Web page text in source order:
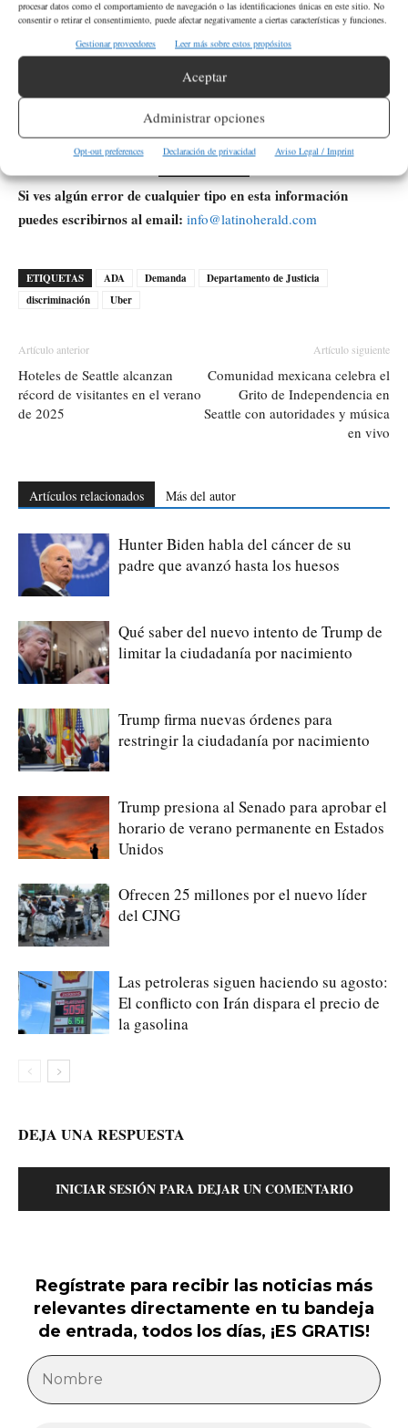
procesar datos como el comportamiento de navegación o las identificaciones únicas en este sitio. No
consentir o retirar el consentimiento, puede afectar negativamente a ciertas características y funciones.
Gestionar proveedores
Leer más sobre estos propósitos
Aceptar
Administrar opciones
Opt-out preferences Declaración de privacidad Aviso Legal / Imprint
de Justicia?
La demanda pide 125 millones de dólares en compensación para
los pasajeros afectados. También exige que Uber cambie sus
políticas y capacite a sus conductores y personal para cumplir
con la Ley de Estadounidenses con Discapacidades (ADA).
Si ves algún error de cualquier tipo en esta información
puedes escribirnos al email: info@latinoherald.com
ETIQUETAS ADA Demanda
Departamento de Justicia
discriminación
Uber
Artículo anterior
Hoteles de Seattle alcanzan
récord de visitantes en el verano
de 2025
Artículo siguiente
Comunidad mexicana celebra el
Grito de Independencia en
Seattle con autoridades y música
en vivo
Artículos relacionados Más del autor
Hunter Biden habla del cáncer de su
padre que avanzó hasta los huesos
Qué saber del nuevo intento de Trump de
limitar la ciudadanía por nacimiento
Trump firma nuevas órdenes para
restringir la ciudadanía por nacimiento
Trump presiona al Senado para aprobar el
horario de verano permanente en Estados
Unidos
Ofrecen 25 millones por el nuevo líder
del CJNG
Las petroleras siguen haciendo su agosto:
El conflicto con Irán dispara el precio de
la gasolina
DEJA UNA RESPUESTA
INICIAR SESIÓN PARA DEJAR UN COMENTARIO
Regístrate para recibir las noticias más
relevantes directamente en tu bandeja
de entrada, todos los días, ¡ES GRATIS!